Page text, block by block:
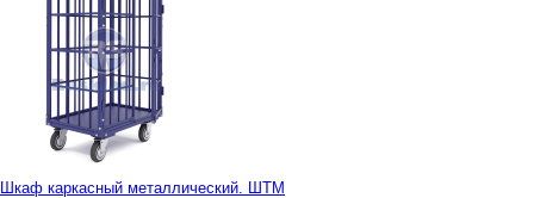
Шкаф каркасный металлический. ШТМ